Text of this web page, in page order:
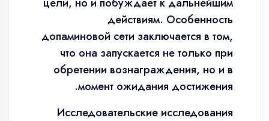
действиям. Особенность
допаминовой сети заключается в том,
что она запускается не только при
обретении вознаграждения, но и в
момент ожидания достижения.
Исследовательские исследования